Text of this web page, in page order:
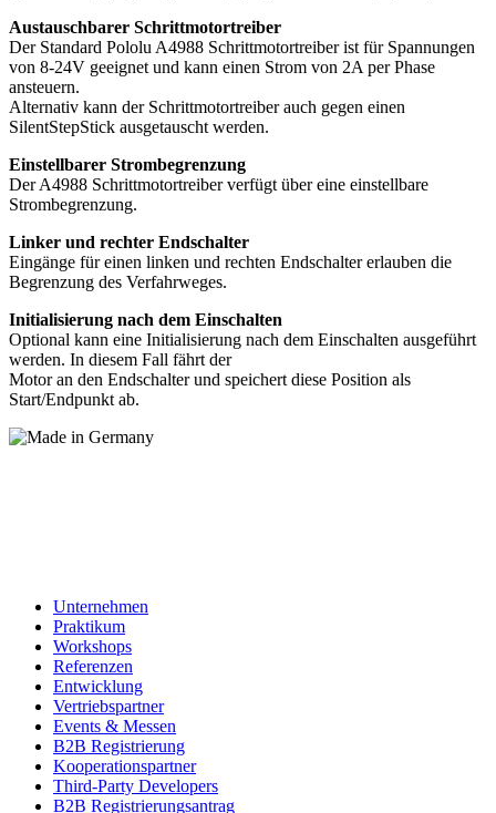
Austauschbarer Schrittmotortreiber
Der Standard Pololu A4988 Schrittmotortreiber ist für Spannungen
von 8-24V geeignet und kann einen Strom von 2A per Phase
ansteuern.
Alternativ kann der Schrittmotortreiber auch gegen einen
SilentStepStick ausgetauscht werden.
Einstellbarer Strombegrenzung
Der A4988 Schrittmotortreiber verfügt über eine einstellbare
Strombegrenzung.
Linker und rechter Endschalter
Eingänge für einen linken und rechten Endschalter erlauben die
Begrenzung des Verfahrweges.
Initialisierung nach dem Einschalten
Optional kann eine Initialisierung nach dem Einschalten ausgeführt
werden. In diesem Fall fährt der
Motor an den Endschalter und speichert diese Position als
Start/Endpunkt ab.
Unternehmen
Praktikum
Workshops
Referenzen
Entwicklung
Vertriebspartner
Events & Messen
B2B Registrierung
Kooperationspartner
Third-Party Developers
B2B Registrierungsantrag